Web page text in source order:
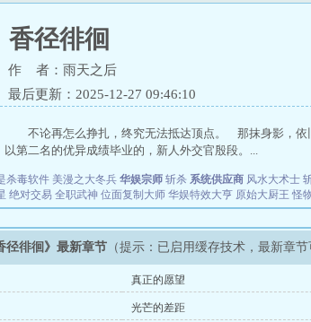
香径徘徊
作 者：雨天之后
最后更新：2025-12-27 09:46:10
不论再怎么挣扎，终究无法抵达顶点。 那抹身影，
以第二名的优异成绩毕业的，新人外交官殷段。...
杀毒软件 美漫之大冬兵 华娱宗师 斩杀 系统供应商 风水大术士
绝对交易 全职武神 位面复制大师 华娱特效大亨 原始大厨王 怪
径徘徊》最新章节 （提示：已启用缓存技术，最新章
真正的愿望
光芒的差距